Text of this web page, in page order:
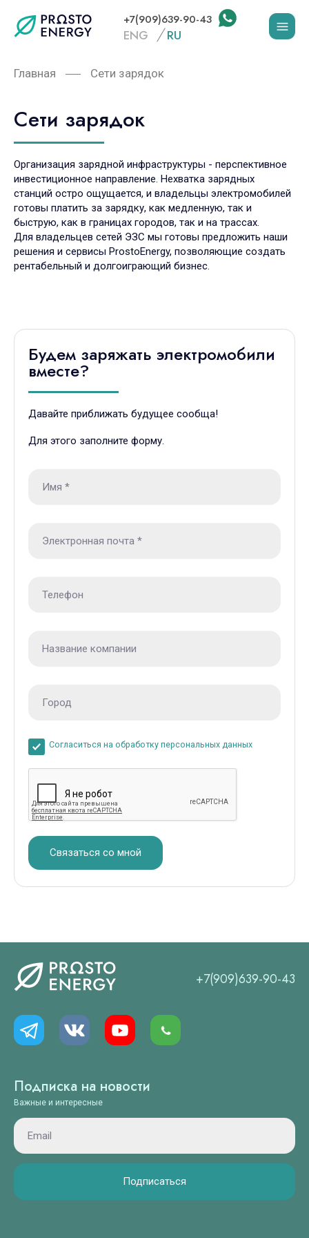
+7(909)639-90-43
ENG RU
Главная Сети зарядок
Сети зарядок
Организация зарядной инфраструктуры - перспективное
инвестиционное направление. Нехватка зарядных
станций остро ощущается, и владельцы электромобилей
готовы платить за зарядку, как медленную, так и
быструю, как в границах городов, так и на трассах.
Для владельцев сетей ЭЗС мы готовы предложить наши
решения и сервисы ProstoEnergy, позволяющие создать
рентабельный и долгоиграющий бизнес.
Будем заряжать электромобили
вместе?
Давайте приближать будущее сообща!
Для этого заполните форму.
Cогласиться на обработку персональных данных
Связаться со мной
+7(909)639-90-43
Подписка на новости
Важные и интересные
Подписаться